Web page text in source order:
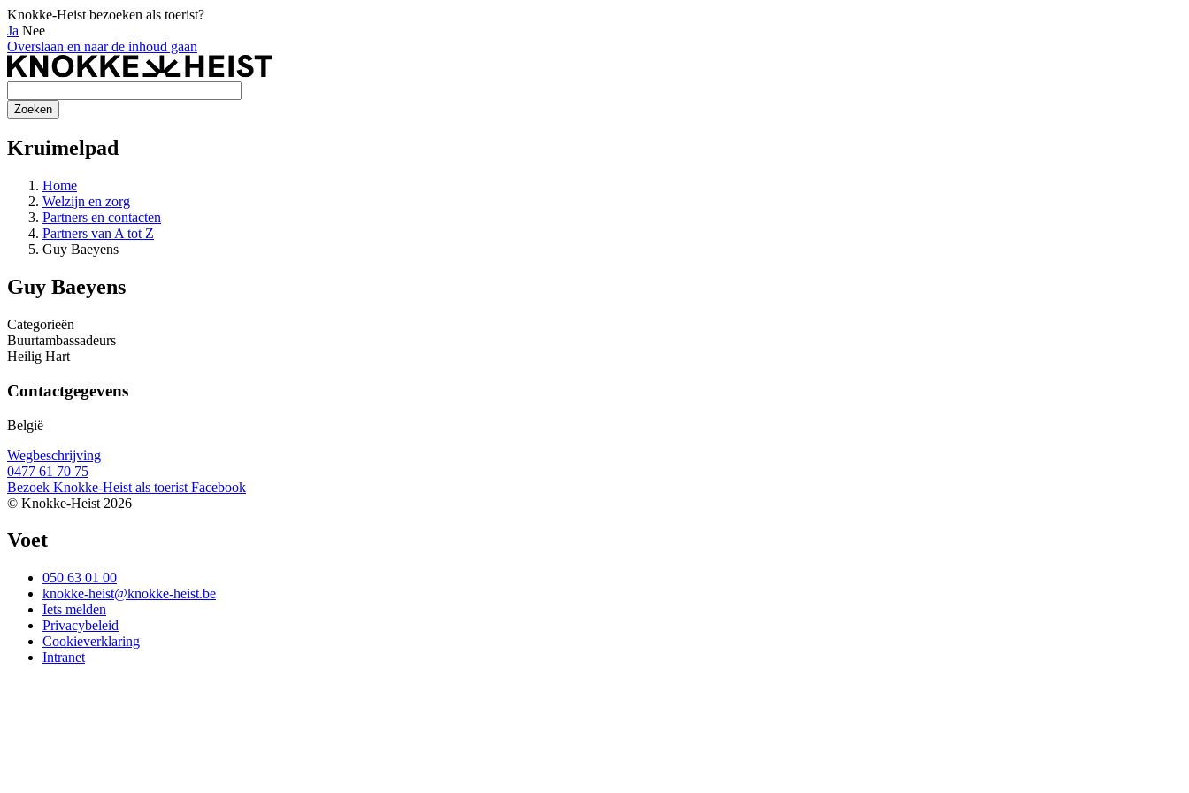
Knokke-Heist bezoeken als toerist?
Ja Nee
Overslaan en naar de inhoud gaan
Kruimelpad
Home
Welzijn en zorg
Partners en contacten
Partners van A tot Z
Guy Baeyens
Guy Baeyens
Categorieën
Buurtambassadeurs
Heilig Hart
Contactgegevens
België
Wegbeschrijving
0477 61 70 75
Bezoek Knokke-Heist als toerist Facebook
© Knokke-Heist 2026
Voet
050 63 01 00
knokke-heist@knokke-heist.be
Iets melden
Privacybeleid
Cookieverklaring
Intranet